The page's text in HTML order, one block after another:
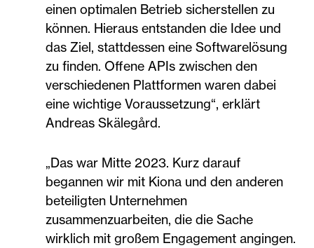
einen optimalen Betrieb sicherstellen zu
können. Hieraus entstanden die Idee und
das Ziel, stattdessen eine Softwarelösung
zu finden. Offene APIs zwischen den
verschiedenen Plattformen waren dabei
eine wichtige Voraussetzung“, erklärt
Andreas Skälegård.
„Das war Mitte 2023. Kurz darauf
begannen wir mit Kiona und den anderen
beteiligten Unternehmen
zusammenzuarbeiten, die die Sache
wirklich mit großem Engagement angingen.